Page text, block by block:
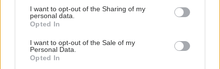
not limited to your visit or usage behaviour. You may click to
grant or deny consent to Google and its third-party tags to
use your data for below specified purposes in below Google
consent section.
I want to opt-out of the Sharing of my
personal data.
Opted In
I want to opt-out of the Sale of my
Personal Data.
Opted In
ΔΕΙΤΕ ΕΠΙΣΗΣ